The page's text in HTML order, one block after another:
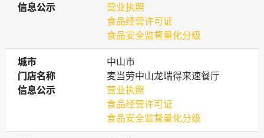
信息公示
信息公示
营业执照
食品经营许可证
食品安全监督量化分级
城市
城市
中山市
门店名称
门店名称
麦当劳中山龙瑞得来速餐厅
信息公示
信息公示
营业执照
食品经营许可证
食品安全监督量化分级